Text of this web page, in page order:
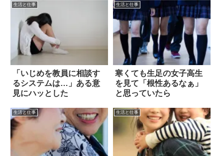
生活と仕事
「いじめを教員に相談す
るシステムは…」ある意
見にハッとした
生活と仕事
寒くても生足の女子高生
を見て「根性あるなぁ」
と思っていたら
生活と仕事 生活と仕事